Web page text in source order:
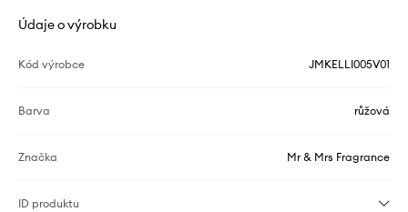
Údaje o výrobku
Kód výrobce JMKELLI005V01
Barva růžová
Značka Mr & Mrs Fragrance
ID produktu